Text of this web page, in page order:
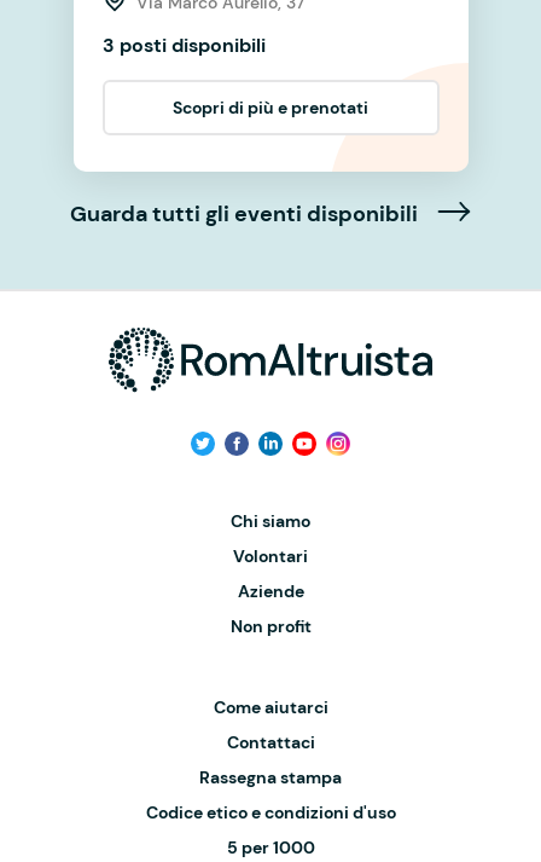
3 posti disponibili
Scopri di più e prenotati
Guarda tutti gli eventi disponibili
Chi siamo
Volontari
Aziende
Non profit
Come aiutarci
Contattaci
Rassegna stampa
Codice etico e condizioni d'uso
5 per 1000